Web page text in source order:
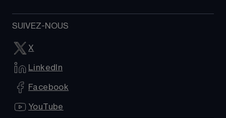
SUIVEZ-NOUS
X
LinkedIn
Facebook
YouTube